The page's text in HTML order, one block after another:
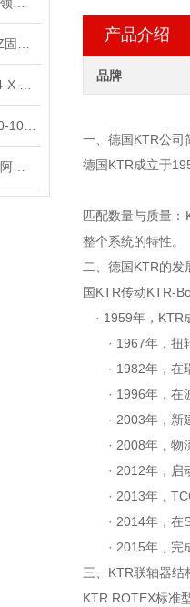
产品介绍
品牌
一、德国KTR公司
德国KTR成立于
匹配数量与质量
整个系统的特性。
二、德国KTR的
国KTR传动KTR-
· 1959年，KTR
· 1967年，扭转
· 1982年，在
· 1996年，在波
· 2003年，新
· 2008年，物
· 2012年，启
· 2013年，
· 2014年，在
· 2015年，完成
三、KTR联轴器结
KTR ROTEX标准